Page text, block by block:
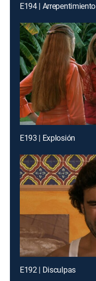
E194 | Arrepentimiento
E193 | Explosión
E192 | Disculpas